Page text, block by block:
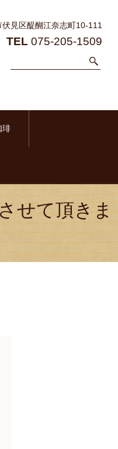
見区醍醐江奈志町10-111
TEL 075-205-1509
琲
せて頂きま